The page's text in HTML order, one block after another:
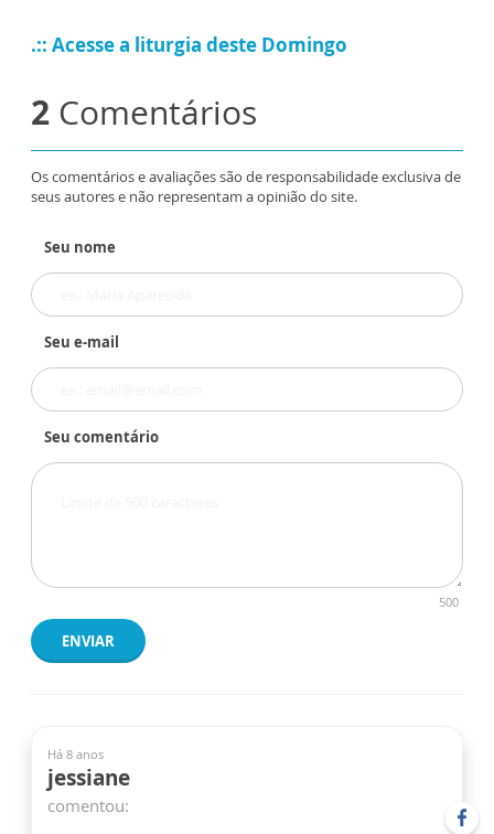
.:: Acesse a liturgia deste Domingo
2 Comentários
Os comentários e avaliações são de responsabilidade exclusiva de
seus autores e não representam a opinião do site.
Seu nome
Seu e-mail
Seu comentário
500
ENVIAR
Há 8 anos
jessiane
comentou: